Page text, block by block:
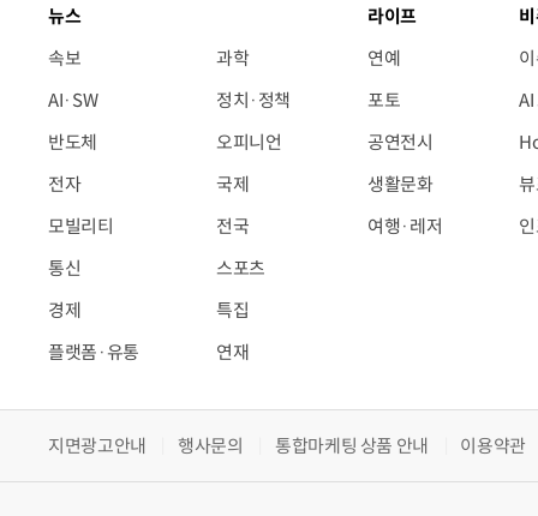
뉴스
속보
AI·SW
반도체
전자
모빌리티
통신
경제
플랫폼·유통
과학
정치·정책
오피니언
국제
전국
스포츠
특집
연재
라이프
연예
포토
공연전시
생활문화
여행·레저
지면광고안내 행사문의 통합마케팅 상품 안내 이용약관